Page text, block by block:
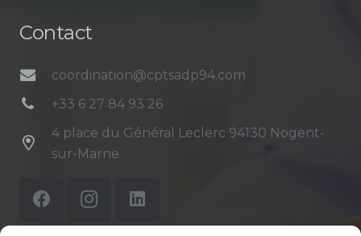
Contact
coordination@cptsadp94.com
+33 6 27 84 93 26
4 place du Général Leclerc 94130 Nogent-
sur-Marne